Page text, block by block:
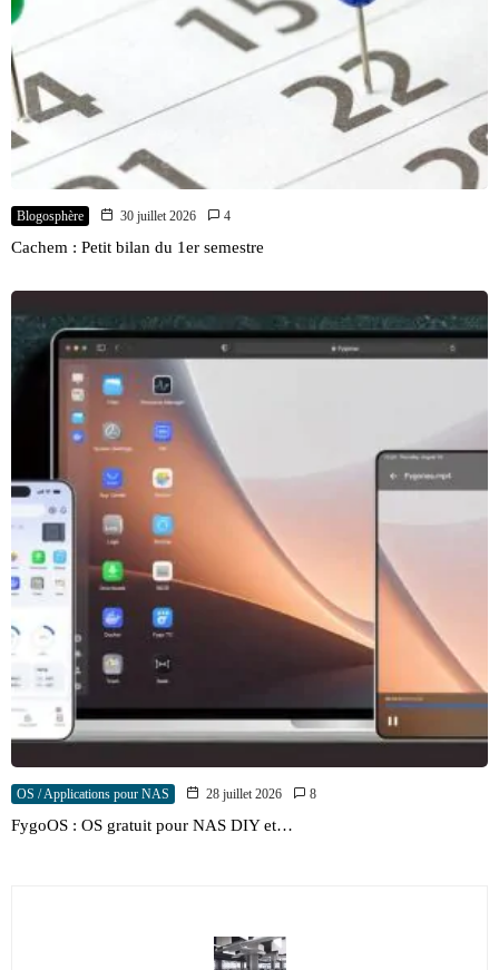
Blogosphère 30 juillet 2026 4
Cachem : Petit bilan du 1er semestre
OS / Applications pour NAS 28 juillet 2026 8
FygoOS : OS gratuit pour NAS DIY et…